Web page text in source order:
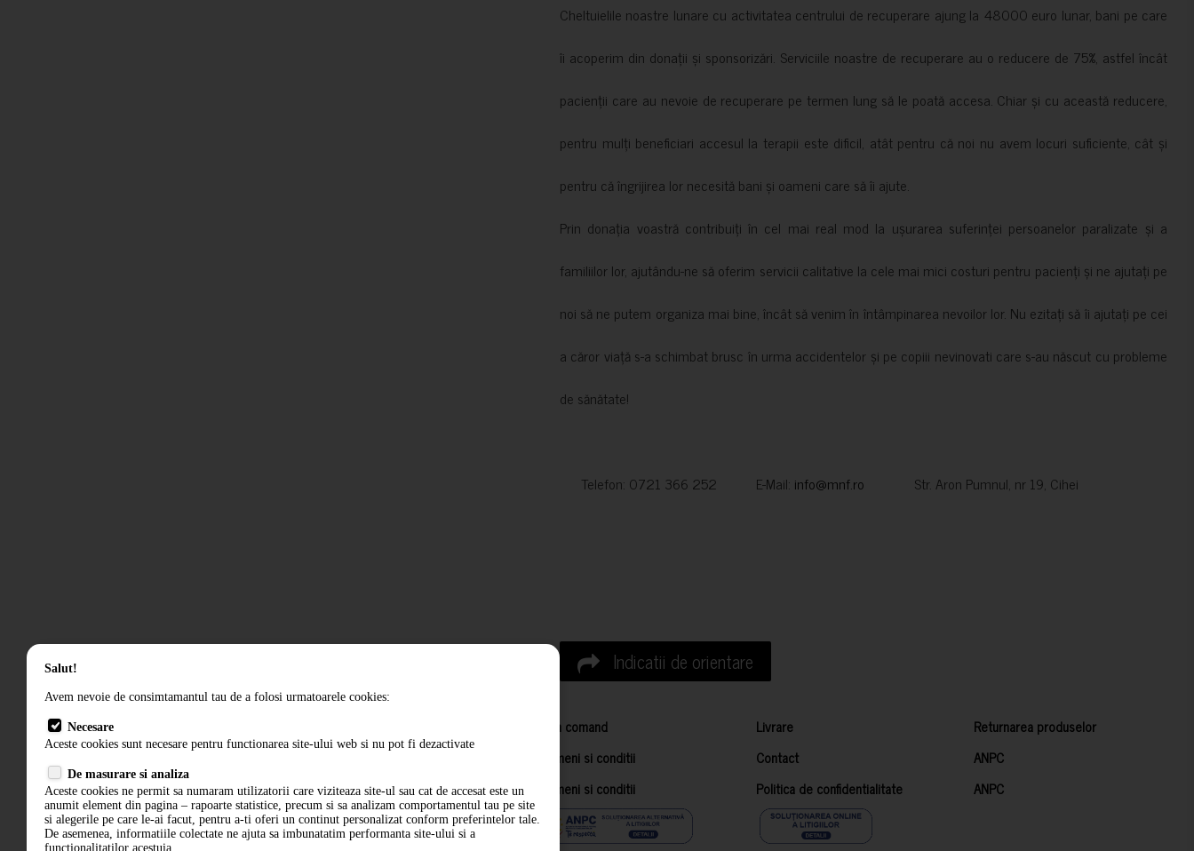
Cheltuielile noastre lunare cu activitatea centrului de recuperare ajung la 48000 euro lunar, bani pe care
îi acoperim din donații și sponsorizări. Serviciile noastre de recuperare au o reducere de 75%, astfel încât
pacienții care au nevoie de recuperare pe termen lung să le poată accesa. Chiar și cu această reducere,
pentru mulți beneficiari accesul la terapii este dificil, atât pentru că noi nu avem locuri suficiente, cât și
pentru că îngrijirea lor necesită bani și oameni care să îi ajute.
Prin donația voastră contribuiți în cel mai real mod la ușurarea suferinței persoanelor paralizate și a
familiilor lor, ajutându-ne să oferim servicii calitative la cele mai mici costuri pentru pacienți și ne ajutați pe
noi să ne putem organiza mai bine, încât să venim în întâmpinarea nevoilor lor. Nu ezitați să îi ajutați pe cei
a căror viață s-a schimbat brusc în urma accidentelor și pe copiii nevinovati care s-au născut cu probleme
de sănătate!
Telefon: 0721 366 252 E-Mail: info@mnf.ro Str. Aron Pumnul, nr 19, Cihei
Indicatii de orientare
Cum comand Livrare
Returnarea produselor
Termeni si conditii
Contact
ANPC
Termeni si conditii
Politica de confidentialitate ANPC
Salut!
Avem nevoie de consimtamantul tau de a folosi urmatoarele cookies:
Necesare
Aceste cookies sunt necesare pentru functionarea site-ului web si nu pot fi dezactivate
De masurare si analiza
Aceste cookies ne permit sa numaram utilizatorii care viziteaza site-ul sau cat de accesat este un
anumit element din pagina – rapoarte statistice, precum si sa analizam comportamentul tau pe site
si alegerile pe care le-ai facut, pentru a-ti oferi un continut personalizat conform preferintelor tale.
De asemenea, informatiile colectate ne ajuta sa imbunatatim performanta site-ului si a
functionalitatilor acestuia.